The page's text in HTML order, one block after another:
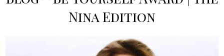
Nina Edition